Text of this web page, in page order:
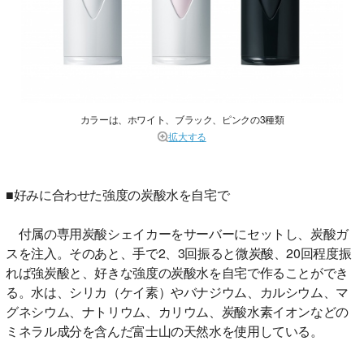
カラーは、ホワイト、ブラック、ピンクの3種類
拡大する
■好みに合わせた強度の炭酸水を自宅で
付属の専用炭酸シェイカーをサーバーにセットし、炭酸ガ
スを注入。そのあと、手で2、3回振ると微炭酸、20回程度振
れば強炭酸と、好きな強度の炭酸水を自宅で作ることができ
る。水は、シリカ（ケイ素）やバナジウム、カルシウム、マ
グネシウム、ナトリウム、カリウム、炭酸水素イオンなどの
ミネラル成分を含んだ富士山の天然水を使用している。